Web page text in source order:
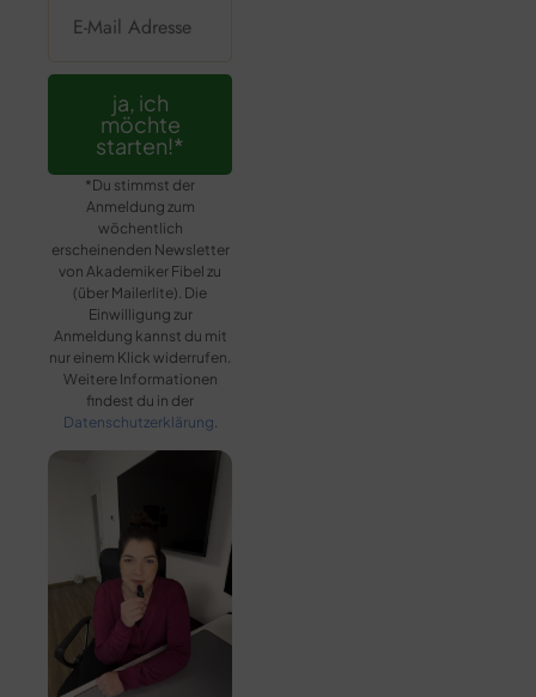
ja, ich
möchte
starten!*
*Du stimmst der
Anmeldung zum
wöchentlich
erscheinenden Newsletter
von Akademiker Fibel zu
(über Mailerlite). Die
Einwilligung zur
Anmeldung kannst du mit
nur einem Klick widerrufen.
Weitere Informationen
findest du in der
Datenschutzerklärung.